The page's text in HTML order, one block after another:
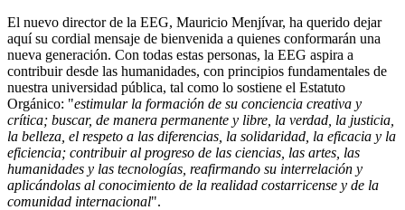
El nuevo director de la EEG, Mauricio Menjívar, ha querido dejar
aquí su cordial mensaje de bienvenida a quienes conformarán una
nueva generación. Con todas estas personas, la EEG aspira a
contribuir desde las humanidades, con principios fundamentales de
nuestra universidad pública, tal como lo sostiene el Estatuto
Orgánico: "estimular la formación de su conciencia creativa y
crítica; buscar, de manera permanente y libre, la verdad, la justicia,
la belleza, el respeto a las diferencias, la solidaridad, la eficacia y la
eficiencia; contribuir al progreso de las ciencias, las artes, las
humanidades y las tecnologías, reafirmando su interrelación y
aplicándolas al conocimiento de la realidad costarricense y de la
comunidad internacional".